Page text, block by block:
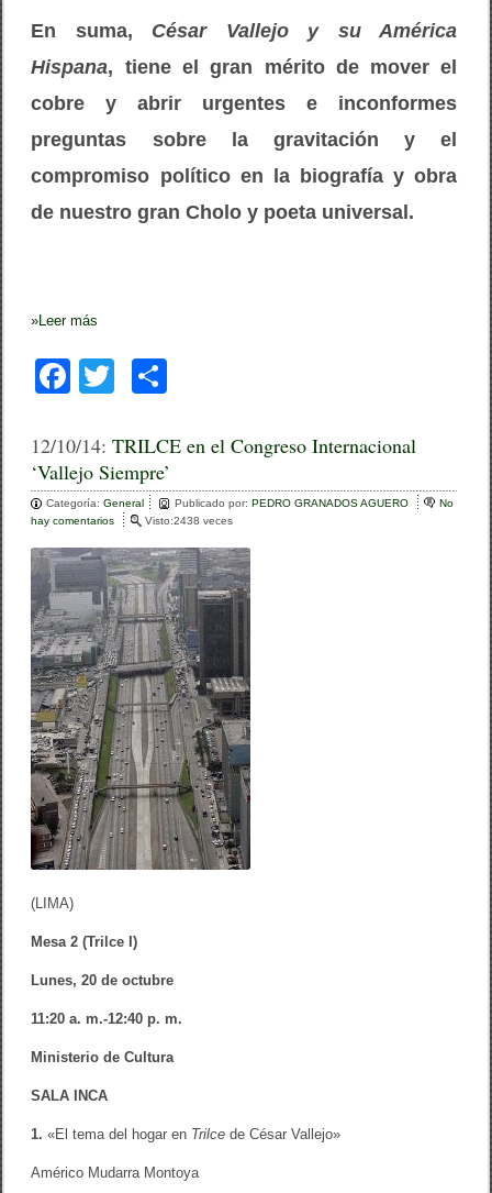
En suma, César Vallejo y su América
Hispana, tiene el gran mérito de mover el
cobre y abrir urgentes e inconformes
preguntas sobre la gravitación y el
compromiso político en la biografía y obra
de nuestro gran Cholo y poeta universal.
»Leer más
F
c
e
b
o
o
k
tt
er
m
p
ar
tir
12/10/14:TRILCE en el Congreso Internacional
‘Vallejo Siempre’
Categoría:General Publicado por:PEDRO GRANADOS AGUERO
No
hay comentarios
T
R
I
L
C
E
e
n
e
l
C
o
n
g
r
e
s
I
r
a
i
a
a
l
Visto:2438 veces
(LIMA)
Mesa 2 (Trilce I)
Lunes, 20 de octubre
11:20 a. m.-12:40 p. m.
Ministerio de Cultura
SALA INCA
1. «El tema del hogar en Trilcede César Vallejo»
Américo Mudarra Montoya